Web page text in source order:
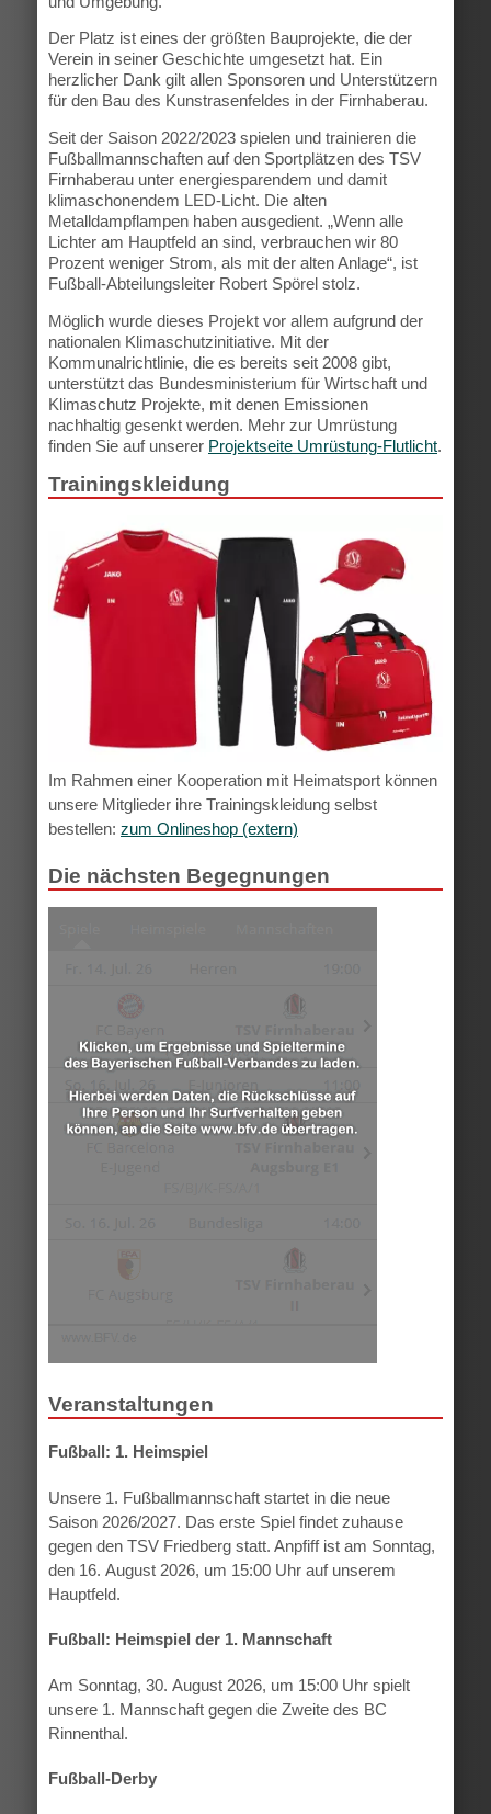
Der Platz ist eines der größten Bauprojekte, die der
Verein in seiner Geschichte umgesetzt hat. Ein
herzlicher Dank gilt allen Sponsoren und Unterstützern
für den Bau des Kunstrasenfeldes in der Firnhaberau.
Seit der Saison 2022/2023 spielen und trainieren die
Fußballmannschaften auf den Sportplätzen des TSV
Firnhaberau unter energiesparendem und damit
klimaschonendem LED-Licht. Die alten
Metalldampflampen haben ausgedient. „Wenn alle
Lichter am Hauptfeld an sind, verbrauchen wir 80
Prozent weniger Strom, als mit der alten Anlage“, ist
Fußball-Abteilungsleiter Robert Spörel stolz.
Möglich wurde dieses Projekt vor allem aufgrund der
nationalen Klimaschutzinitiative. Mit der
Kommunalrichtlinie, die es bereits seit 2008 gibt,
unterstützt das Bundesministerium für Wirtschaft und
Klimaschutz Projekte, mit denen Emissionen
nachhaltig gesenkt werden. Mehr zur Umrüstung
finden Sie auf unserer Projektseite Umrüstung-Flutlicht.
Trainingskleidung
Im Rahmen einer Kooperation mit Heimatsport können
unsere Mitglieder ihre Trainingskleidung selbst
bestellen: zum Onlineshop (extern)
Die nächsten Begegnungen
Veranstaltungen
Fußball: 1. Heimspiel
Unsere 1. Fußballmannschaft startet in die neue
Saison 2026/2027. Das erste Spiel findet zuhause
gegen den TSV Friedberg statt. Anpfiff ist am Sonntag,
den 16. August 2026, um 15:00 Uhr auf unserem
Hauptfeld.
Fußball: Heimspiel der 1. Mannschaft
Am Sonntag, 30. August 2026, um 15:00 Uhr spielt
unsere 1. Mannschaft gegen die Zweite des BC
Rinnenthal.
Fußball-Derby